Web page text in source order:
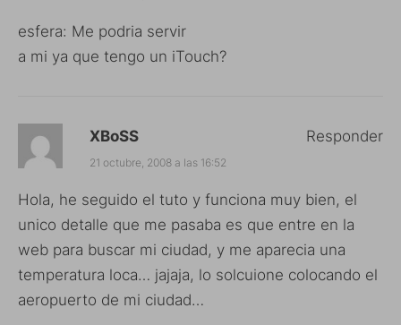
esfera: Me podria servir
a mi ya que tengo un iTouch?
XBoSS
21 octubre, 2008 a las 16:52
Hola, he seguido el tuto y funciona muy bien, el
unico detalle que me pasaba es que entre en la
web para buscar mi ciudad, y me aparecia una
temperatura loca… jajaja, lo solcuione colocando el
aeropuerto de mi ciudad…
Responder